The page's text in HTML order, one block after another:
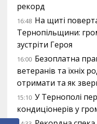
рекорд
16:48 На щиті
Тернопільщини:
зустріти Героя
16:00 Безоплатна
ветеранів та їхніх
отримати та як
15:10 У Тернополі
кондиціонерів у